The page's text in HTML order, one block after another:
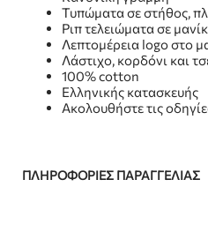
Τυπώματα σε στήθος,
Ριπ τελειώματα σε
Λεπτομέρεια logo στο
Λάστιχο, κορδόνι και
100% cotton
Ελληνικής κατασκευής
Ακολουθήστε τις
ΠΛΗΡΟΦΟΡΊΕΣ ΠΑΡΑΓΓΕΛΊΑΣ